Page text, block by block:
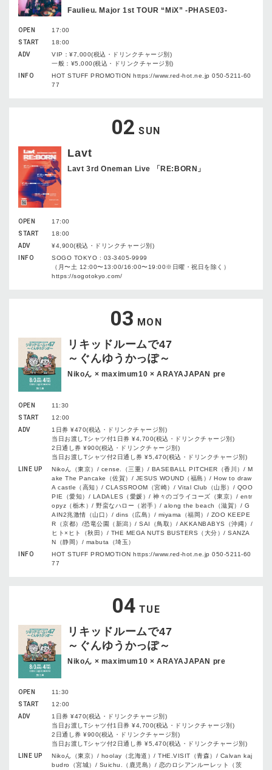
Faulieu. Major 1st TOUR “MiX” -PHASE03-
OPEN
17:00
START
18:00
ADV
VIP：¥7,000(税込・ドリンクチャージ別)
一般：¥5,000(税込・ドリンクチャージ別)
INFO
HOT STUFF PROMOTION https://www.red-hot.ne.jp 050-5211-60
77
02 SUN
Lavt
Lavt 3rd Oneman Live 「RE:BORN」
OPEN
17:00
START
18:00
ADV
¥4,900(税込・ドリンクチャージ別)
INFO
SOGO TOKYO : 03-3405-9999
（月〜土 12:00〜13:00/16:00〜19:00※日曜・祝日を除く）
https://sogotokyo.com/
03 MON
リキッドルームで47
～ぐんゆうかっぽ～
Nikoん × maximum10 × ARAYAJAPAN pre
OPEN
11:30
START
12:00
ADV
1日券 ¥470(税込・ドリンクチャージ別)
当日お渡しTシャツ付1日券 ¥4,700(税込・ドリンクチャージ別)
2日通し券 ¥900(税込・ドリンクチャージ別)
当日お渡しTシャツ付2日通し券 ¥5,470(税込・ドリンクチャージ別)
LINE UP
Nikoん（東京）/ cense.（三重）/ BASEBALL PITCHER（香川）/ M
ake The Pancake（佐賀）/ JESUS WOUND（福島）/ How to draw
A castle（高知）/ CLASSROOM（宮崎）/ Vital Club（山形）/ QOO
PIE（愛知）/ LADALES（愛媛）/ 神々のゴライコーズ（東京）/ entr
opyz（栃木）/ 野蛮なハロー（岩手）/ along the beach（滋賀）/ G
AIN2兆激情（山口）/ dins（広島）/ miyama（福岡）/ ZOO KEEPE
R（京都）/恐竜公園（新潟）/ SAI（鳥取）/ AKKANBABYS（沖縄）/
ヒト×ヒト（秋田）/ THE MEGA NUTS BUSTERS（大分）/ SANZA
N（静岡）/ mabuta（埼玉）
INFO
HOT STUFF PROMOTION https://www.red-hot.ne.jp 050-5211-60
77
04 TUE
リキッドルームで47
～ぐんゆうかっぽ～
Nikoん × maximum10 × ARAYAJAPAN pre
OPEN
11:30
START
12:00
ADV
1日券 ¥470(税込・ドリンクチャージ別)
当日お渡しTシャツ付1日券 ¥4,700(税込・ドリンクチャージ別)
2日通し券 ¥900(税込・ドリンクチャージ別)
当日お渡しTシャツ付2日通し券 ¥5,470(税込・ドリンクチャージ別)
LINE UP
Nikoん（東京）/ hoolay（北海道）/ THE.VISIT（青森）/ Calvan kaj
budro（宮城）/ Suichu.（鹿児島）/ 恋のロシアンルーレット（茨